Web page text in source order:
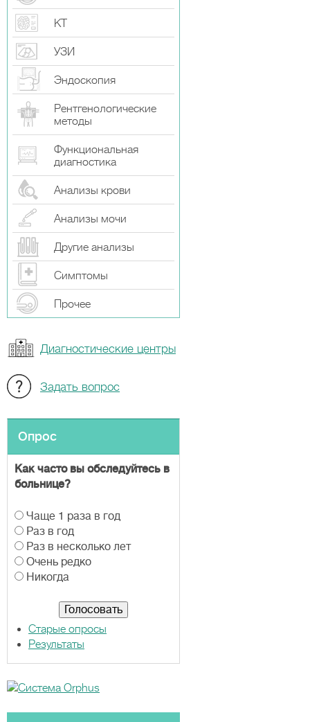
КТ
УЗИ
Эндоскопия
Рентгенологические
методы
Функциональная
диагностика
Анализы крови
Анализы мочи
Другие анализы
Симптомы
Прочeе
Диагностические центры
Задать вопрос
Опрос
Как часто вы обследуйтесь в
больнице?
В
а
р
и
а
Чаще 1 раза в год
Раз в год
Раз в несколько лет
Очень редко
Никогда
Старые опросы
Результаты